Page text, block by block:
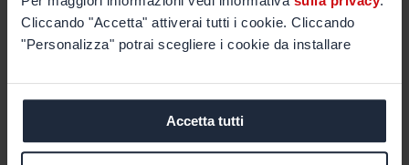
Cliccando "Accetta" attiverai tutti i cookie. Cliccando
"Personalizza" potrai scegliere i cookie da installare
Accetta tutti